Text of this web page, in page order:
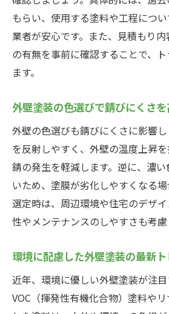
もらい、使用する塗料や工程につ
業者が安心です。また、見積もり
の有無を事前に確認することで、
ます。
外壁塗装の色選びで錆びにくさ
外壁の色選びも錆びにくさに影響
を反射しやすく、外壁の温度上昇
錆の発生を軽減します。逆に、濃
いため、塗膜が劣化しやすくなる
選定時は、周辺環境や住宅のデザ
性やメンテナンスのしやすさも考慮
環境に配慮した外壁塗装の最新
近年、環境に優しい外壁塗装が注
VOC（揮発性有機化合物）塗料や